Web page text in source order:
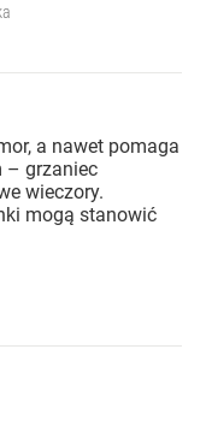
a nawet pomaga
– grzaniec
wieczory.
mogą stanowić